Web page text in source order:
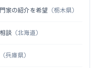
家の紹介を希望 （栃木県）
談 （北海道）
（兵庫県）